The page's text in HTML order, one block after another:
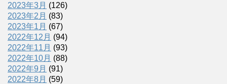
2023年3月 (126)
2023年2月 (83)
2023年1月 (67)
2022年12月 (94)
2022年11月 (93)
2022年10月 (88)
2022年9月 (91)
2022年8月 (59)